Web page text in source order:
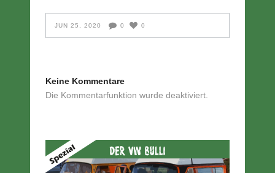
JUN 25, 2020 0 0
Keine Kommentare
Die Kommentarfunktion wurde deaktiviert.